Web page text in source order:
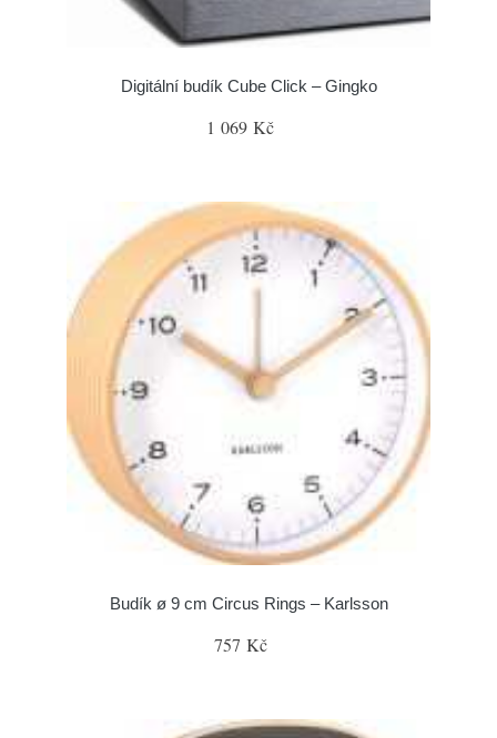
Digitální budík Cube Click – Gingko
1 069 Kč
Budík ø 9 cm Circus Rings – Karlsson
757 Kč